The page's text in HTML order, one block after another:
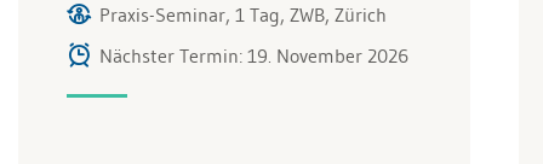
Praxis-Seminar, 1 Tag, ZWB, Zürich
Nächster Termin: 19. November 2026